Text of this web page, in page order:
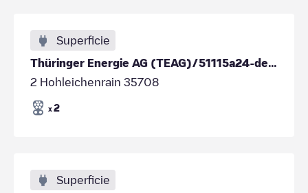
Superficie
Thüringer Energie AG (TEAG)/51115a24-de97-4993-ad59-e4e584a74748
2 Hohleichenrain 35708
x 2
Superficie